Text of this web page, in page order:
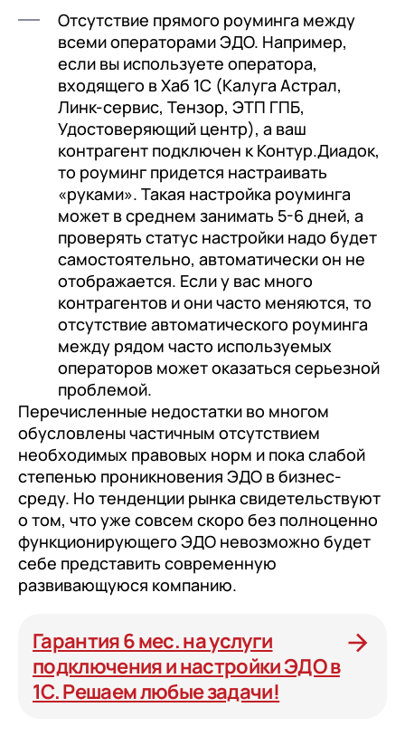
Отсутствие прямого роуминга между
всеми операторами ЭДО. Например,
если вы используете оператора,
входящего в Хаб 1С (Калуга Астрал,
Линк-сервис, Тензор, ЭТП ГПБ,
Удостоверяющий центр), а ваш
контрагент подключен к Контур.Диадок,
то роуминг придется настраивать
«руками». Такая настройка роуминга
может в среднем занимать 5-6 дней, а
проверять статус настройки надо будет
самостоятельно, автоматически он не
отображается. Если у вас много
контрагентов и они часто меняются, то
отсутствие автоматического роуминга
между рядом часто используемых
операторов может оказаться серьезной
проблемой.
Перечисленные недостатки во многом
обусловлены частичным отсутствием
необходимых правовых норм и пока слабой
степенью проникновения ЭДО в бизнес-
среду. Но тенденции рынка свидетельствуют
о том, что уже совсем скоро без полноценно
функционирующего ЭДО невозможно будет
себе представить современную
развивающуюся компанию.
Гарантия 6 мес. на услуги
подключения и настройки ЭДО в
1С. Решаем любые задачи!